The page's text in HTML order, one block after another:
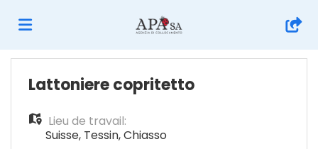
Accueil
Emplois
Lattoniere copritetto
Lieu de travail:
Suisse, Tessin,Chiasso